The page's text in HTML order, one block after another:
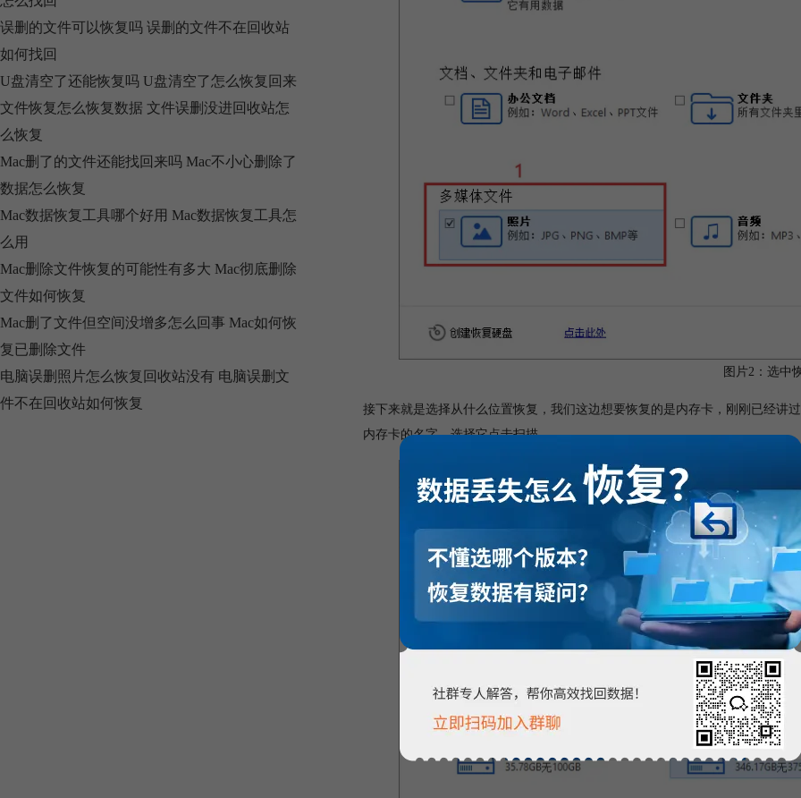
误删的文件可以恢复吗 误删的文件不在回收站
如何找回
U盘清空了还能恢复吗 U盘清空了怎么恢复回来
文件恢复怎么恢复数据 文件误删没进回收站怎
么恢复
Mac删了的文件还能找回来吗 Mac不小心删除了
数据怎么恢复
Mac数据恢复工具哪个好用 Mac数据恢复工具怎
么用
Mac删除文件恢复的可能性有多大 Mac彻底删除
文件如何恢复
Mac删了文件但空间没增多怎么回事 Mac如何恢
复已删除文件
电脑误删照片怎么恢复回收站没有 电脑误删文
件不在回收站如何恢复
图片2：选中
接下来就是选择从什么位置恢复，我们这边想要恢复的是内存卡，刚刚已经讲
内存卡的名字，选择它点击扫描。